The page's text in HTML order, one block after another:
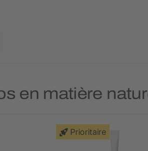
en matière
Prioritaire